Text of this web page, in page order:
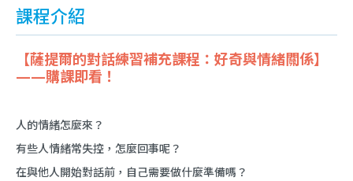
課程介紹
【薩提爾的對話練習補充課程：好奇與情緒關係】
——購課即看！
人的情緒怎麼來？
有些人情緒常失控，怎麼回事呢？
在與他人開始對話前，自己需要做什麼準備嗎？